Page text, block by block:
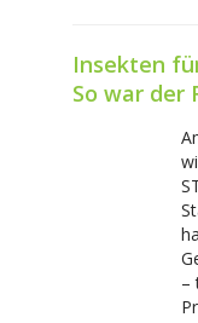
Insekten
So war der
–